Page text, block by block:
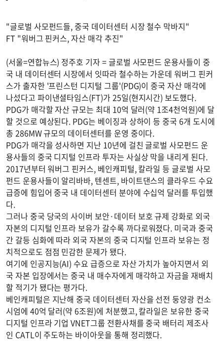
"글로벌 사모펀드들, 중국 데이터센터 시장 철수 막바지"
FT "워버그 핀커스, 자산 매각 추진"
(서울=연합뉴스) 정주호 기자 = 글로벌 사모펀드 운용사들이 중
국 내 데이터센터 시장에서 잇따라 철수하는 가운데 워버그 핀커
스가 출자한 '프린스턴 디지털 그룹'(PDG)이 중국 자산 매각에
나섰다고 파이낸셜타임스(FT)가 25일(현지시간) 보도했다.
PDG가 매각할 자산 규모는 최대 10억 달러(약 1조4천억원)에 달
할 것으로 예상된다. PDG는 베이징과 상하이 등 중국 6개 도시에
총 286MW 규모의 데이터센터를 운영 중이다.
PDG가 매각을 성사하면 지난 10년에 걸친 글로벌 사모펀드 운
용사들의 중국 디지털 인프라 투자는 사실상 막을 내리게 된다.
2017년부터 워버그 핀커스, 베인캐피털, 칼라일 등 글로벌 사모
펀드 운용사들이 알리바바, 텐센트, 바이트댄스의 클라우드 수요
급증에 힘입어 중국 내 데이터센터 분야에 수십억 달러를 투입했
다.
그러나 중국 당국의 사이버 보안·데이터 보호 규제 강화로 외국
자본의 디지털 인프라 보유가 갈수록 까다로워졌다. 미국과 중국
간 갈등 심화에 따라 외국 자본의 중국 디지털 인프라 보유는 정
치적으로도 점점 민감한 문제가 됐다.
여기에 인공지능(AI) 수요 급증으로 자산 가치가 높아지면서 외
국 자본 입장에서는 중국 내 매수자에게 매각하고 자금을 재배치
할 적기가 됐다는 평가다.
베인캐피털은 지난해 중국 데이터센터 자산을 선전 둥양광 컨소
시엄에 40억 달러(약 6조원)에 처분했고, 칼라일은 보유한 중국
디지털 인프라 기업 VNET그룹 전환사채를 중국 배터리 제조사
인 CATL이 주도하는 바이아웃을 통해 정리했다.